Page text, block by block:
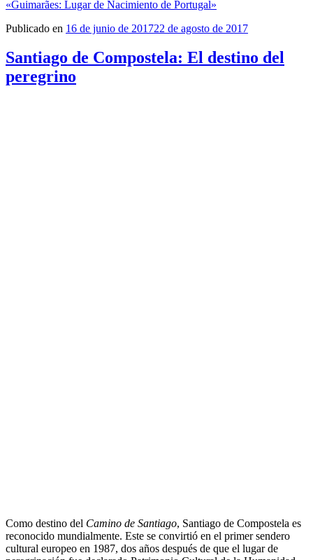
«Guimarães: Lugar de Nacimiento de Portugal»
Publicado en 16 de junio de 201722 de agosto de 2017
Santiago de Compostela: El destino del
peregrino
Como destino del Camino de Santiago, Santiago de Compostela es
reconocido mundialmente. Este se convirtió en el primer sendero
cultural europeo en 1987, dos años después de que el lugar de